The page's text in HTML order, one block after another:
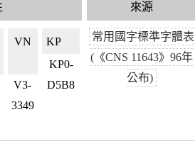
VN
V3-
3349
KP🇰🇵
KP0-
D5B8
來源
常用國字標準字體表
(《CNS 11643》96年
公布)